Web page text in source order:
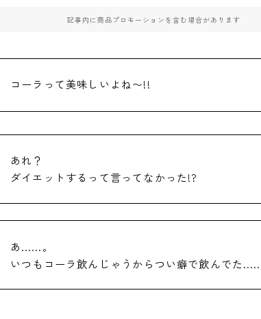
記事内に商品プロモーションを含む場合があります
コーラって美味しいよね〜!!
あれ？
ダイエットするって言ってなかった!?
あ……。
いつもコーラ飲んじゃうからつい癖で飲んでた